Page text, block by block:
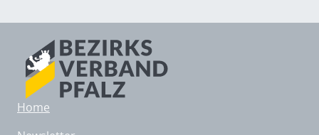
Home